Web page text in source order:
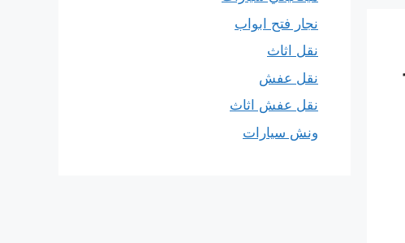
نجار فتح ابواب
نقل اثاث
نقل عفش
نقل عفش اثاث
ونش سيارات